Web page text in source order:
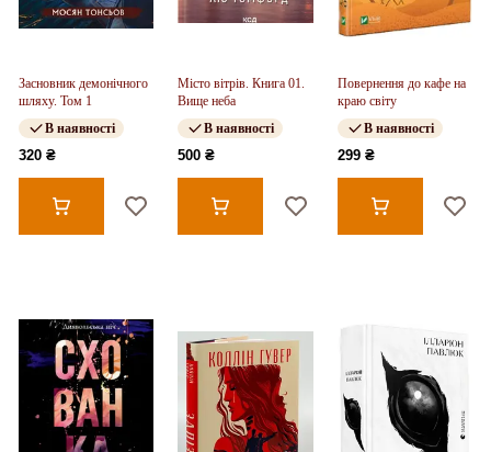
Засновник демонічного
шляху. Том 1
В наявності
320 ₴
Місто вітрів. Книга 01.
Вище неба
В наявності
500 ₴
Повернення до кафе на
краю світу
В наявності
299 ₴